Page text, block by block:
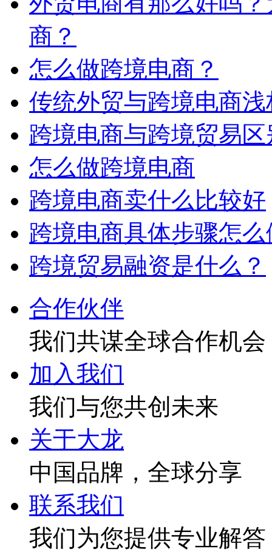
商？
怎么做跨境电商？
传统外贸与跨境电商浅
跨境电商与跨境贸易
怎么做跨境电商
跨境电商卖什么比较好
跨境电商具体步骤怎么
跨境贸易融资是什么？
合作伙伴
我们共谋全球合作机会
加入我们
我们与您共创未来
关于大龙
中国品牌，全球分享
联系我们
我们为您提供专业解答